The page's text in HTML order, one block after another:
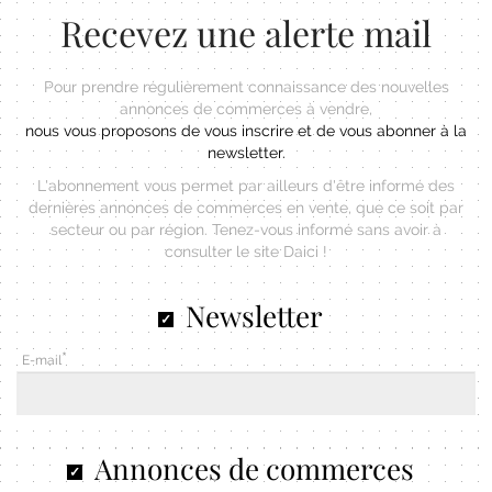
Recevez une alerte mail
Pour prendre régulièrement connaissance des nouvelles
annonces de commerces à vendre,
nous vous proposons de vous inscrire et de vous abonner à la
newsletter.
L'abonnement vous permet par ailleurs d'être informé des
dernières annonces de commerces en vente, que ce soit par
secteur ou par région. Tenez-vous informé sans avoir à
consulter le site Daici !
Newsletter
E-mail
Annonces de commerces